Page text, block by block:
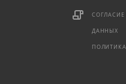
ДАННЫХ